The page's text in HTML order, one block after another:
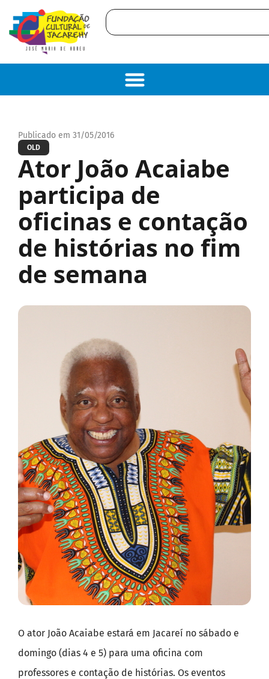
Publicado em 31/05/2016
OLD
Ator João Acaiabe
participa de
oficinas e contação
de histórias no fim
de semana
O ator João Acaiabe estará em Jacareí no sábado e
domingo (dias 4 e 5) para uma oficina com
professores e contação de histórias. Os eventos